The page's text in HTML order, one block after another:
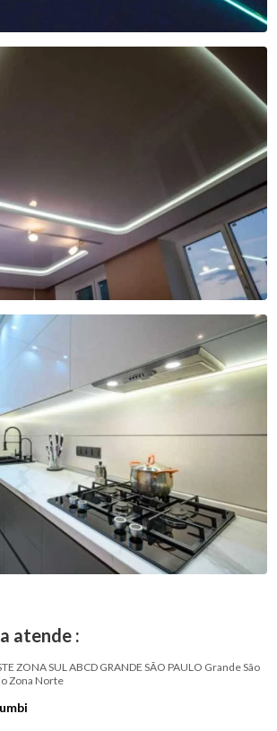
atende :
ZONA SULABCD GRANDE SÃO PAULO Grande São
Zona Norte